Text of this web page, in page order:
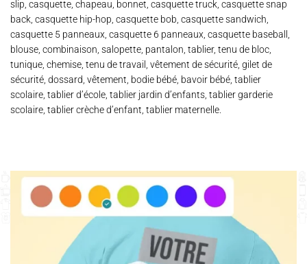
slip, casquette, chapeau, bonnet, casquette truck, casquette snap
back, casquette hip-hop, casquette bob, casquette sandwich,
casquette 5 panneaux, casquette 6 panneaux, casquette baseball,
blouse, combinaison, salopette, pantalon, tablier, tenu de bloc,
tunique, chemise, tenu de travail, vêtement de sécurité, gilet de
sécurité, dossard, vêtement, bodie bébé, bavoir bébé, tablier
scolaire, tablier d’école, tablier jardin d’enfants, tablier garderie
scolaire, tablier crèche d’enfant, tablier maternelle.